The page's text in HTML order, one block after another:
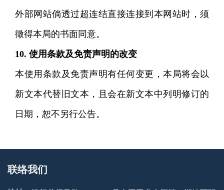
外部网站倘透过超连结直接连接到本网站时，须
徵得本局的书面同意。
10. 使用条款及免责声明的改变
本使用条款及免责声明有任何变更，本局将会以
新文本代替旧文本，且会在新文本中列明修订的
日期，恕不另行公告。
联络我们